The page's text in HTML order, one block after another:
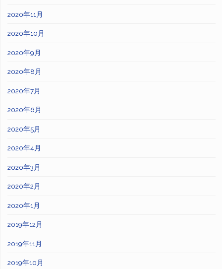
2020年11月
2020年10月
2020年9月
2020年8月
2020年7月
2020年6月
2020年5月
2020年4月
2020年3月
2020年2月
2020年1月
2019年12月
2019年11月
2019年10月